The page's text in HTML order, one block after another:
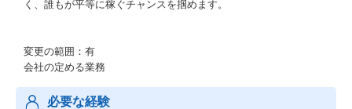
く、誰もが平等に稼ぐチャンスを掴めます。
変更の範囲：有
会社の定める業務
必要な経験